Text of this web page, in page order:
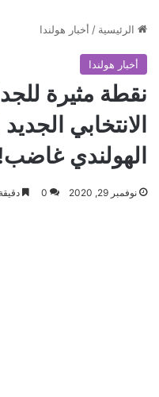
الرئيسية / أخبار هولندا
أخبار هولندا
نقطة مثيرة
الانتخابي
الهولندي
نوفمبر 29, 2020 0